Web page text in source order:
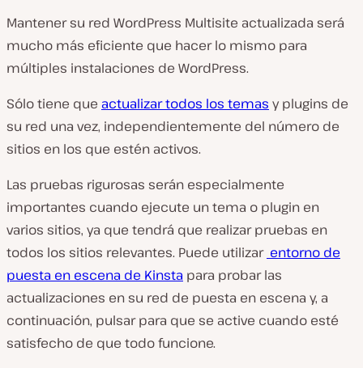
Mantener su red WordPress Multisite actualizada será
mucho más eficiente que hacer lo mismo para
múltiples instalaciones de WordPress.
Sólo tiene que actualizar todos los temas y plugins de
su red una vez, independientemente del número de
sitios en los que estén activos.
Las pruebas rigurosas serán especialmente
importantes cuando ejecute un tema o plugin en
varios sitios, ya que tendrá que realizar pruebas en
todos los sitios relevantes. Puede utilizar entorno de
puesta en escena de Kinsta para probar las
actualizaciones en su red de puesta en escena y, a
continuación, pulsar para que se active cuando esté
satisfecho de que todo funcione.